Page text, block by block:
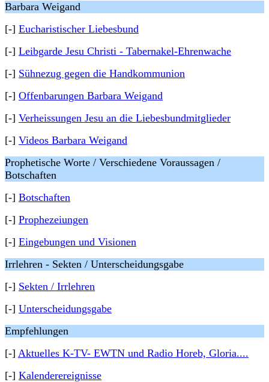
Barbara Weigand
[-] Eucharistischer Liebesbund
[-] Leibgarde Jesu Christi - Tabernakel-Ehrenwache
[-] Sühnezug gegen die Handkommunion
[-] Offenbarungen Barbara Weigand
[-] Verheissungen Jesu an die Liebesbundmitglieder
[-] Videos Barbara Weigand
Prophetische Worte / Verschiedene Voraussagen /
Botschaften
[-] Botschaften
[-] Prophezeiungen
[-] Eingebungen und Visionen
Irrlehren - Sekten / Unterscheidungsgabe
[-] Sekten / Irrlehren
[-] Unterscheidungsgabe
Empfehlungen
[-] Aktuelles K-TV- EWTN und Radio Horeb, Gloria....
[-] Kalenderereignisse